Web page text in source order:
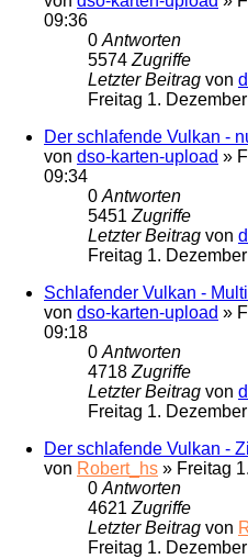
09:36
0Antworten
5574Zugriffe
Letzter Beitrag von
Freitag 1.
Der schlafende Vulkan -
von dso-karten-upload »
09:34
0Antworten
5451Zugriffe
Letzter Beitrag von
Freitag 1.
Schlafender Vulkan -
von dso-karten-upload »
09:18
0Antworten
4718Zugriffe
Letzter Beitrag von
Freitag 1.
Der schlafende Vulkan -
von Robert_hs » Freitag
0Antworten
4621Zugriffe
Letzter Beitrag von
Freitag 1.